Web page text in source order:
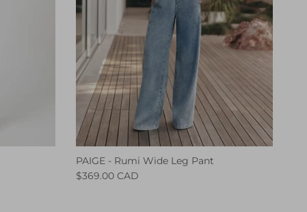
PAIGE - Rumi Wide Leg Pant
$369.00 CAD